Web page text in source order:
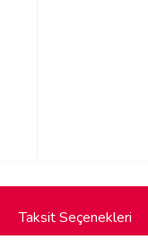
Taksit Seçenekleri